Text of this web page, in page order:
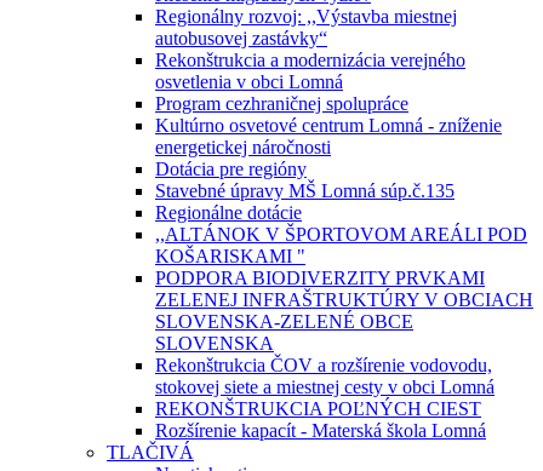
Regionálny rozvoj: ,,Výstavba miestnej
autobusovej zastávky“
Rekonštrukcia a modernizácia verejného
osvetlenia v obci Lomná
Program cezhraničnej spolupráce
Kultúrno osvetové centrum Lomná - zníženie
energetickej náročnosti
Dotácia pre regióny
Stavebné úpravy MŠ Lomná súp.č.135
Regionálne dotácie
,,ALTÁNOK V ŠPORTOVOM AREÁLI POD
KOŠARISKAMI "
PODPORA BIODIVERZITY PRVKAMI
ZELENEJ INFRAŠTRUKTÚRY V OBCIACH
SLOVENSKA-ZELENÉ OBCE
SLOVENSKA
Rekonštrukcia ČOV a rozšírenie vodovodu,
stokovej siete a miestnej cesty v obci Lomná
REKONŠTRUKCIA POĽNÝCH CIEST
Rozšírenie kapacít - Materská škola Lomná
TLAČIVÁ